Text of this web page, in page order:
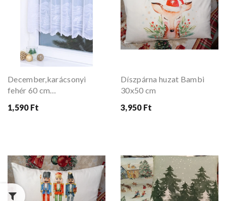
December,karácsonyi
fehér 60 cm
1,590 Ft
Díszpárna huzat Bambi
30x50 cm
3,950 Ft